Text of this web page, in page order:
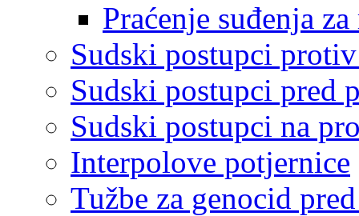
Praćenje suđenja
Sudski postupci
Sudski postupci pred
Sudski postupci na
Interpolove potjernice
Tužbe za genocid